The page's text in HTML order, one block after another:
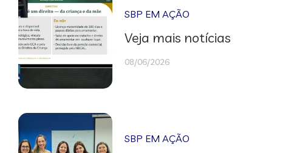
SBP EM AÇÃO
Veja mais notícias
08/06/2026
SBP EM AÇÃO